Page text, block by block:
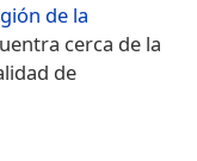
de la
cerca de la
de